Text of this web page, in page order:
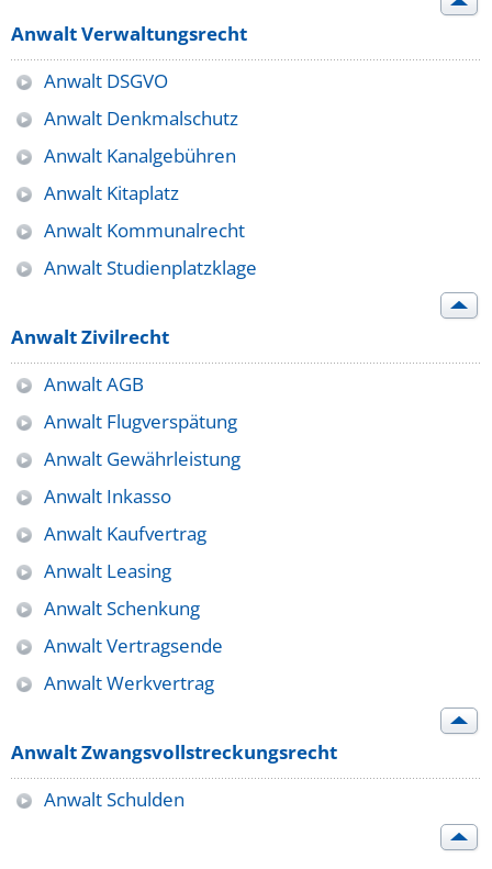
Anwalt Verwaltungsrecht
Anwalt DSGVO
Anwalt Denkmalschutz
Anwalt Kanalgebühren
Anwalt Kitaplatz
Anwalt Kommunalrecht
Anwalt Studienplatzklage
Anwalt Zivilrecht
Anwalt AGB
Anwalt Flugverspätung
Anwalt Gewährleistung
Anwalt Inkasso
Anwalt Kaufvertrag
Anwalt Leasing
Anwalt Schenkung
Anwalt Vertragsende
Anwalt Werkvertrag
Anwalt Zwangsvollstreckungsrecht
Anwalt Schulden